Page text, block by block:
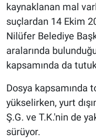
kaynaklanan mal
suçlardan 14 Ekim
Nilüfer Belediye
aralarında
kapsamında da
Dosya kapsamında
yükselirken, yurt
Ş.G. ve T.K.'nin de
sürüyor.